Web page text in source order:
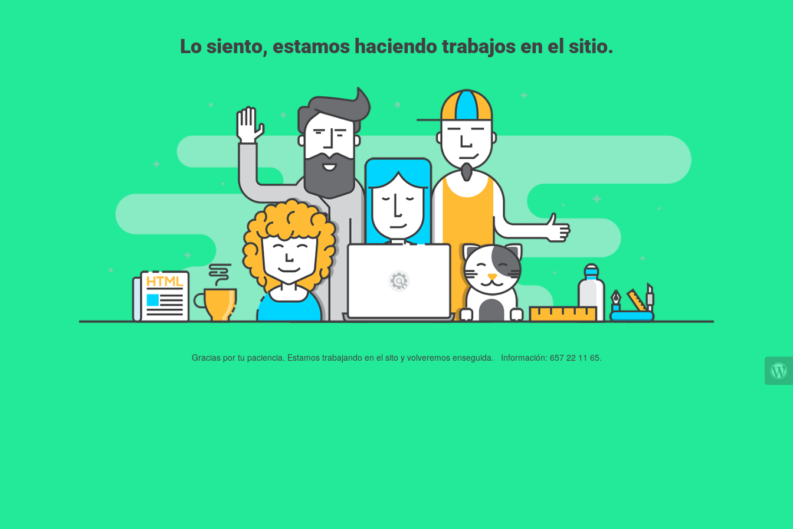
Lo siento, estamos haciendo trabajos en el sitio.
Gracias por tu paciencia. Estamos trabajando en el sito y volveremos enseguida. Información: 657 22 11 65.